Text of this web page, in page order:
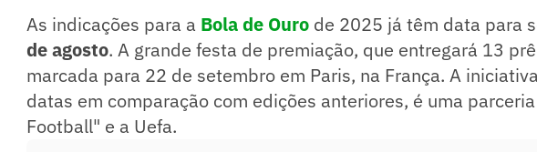
As indicações para a Bola de Ouro de 2025 já têm data para
de agosto. A grande festa de premiação, que entregará 13
marcada para 22 de setembro em Paris, na França. A
datas em comparação com edições anteriores, é uma
Football" e a Uefa.